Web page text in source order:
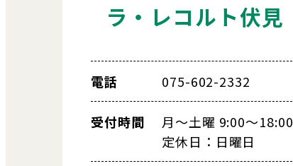
ラ・レコルト伏見
電話 075-602-2332
受付時間
月～土曜 9:00～18:00
定休日：日曜日